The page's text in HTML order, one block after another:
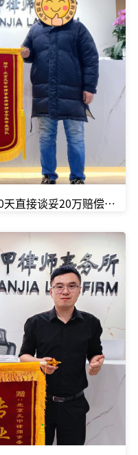
直接谈妥20万赔偿款！